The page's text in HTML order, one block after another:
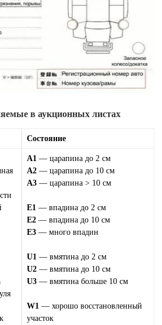
в аукционных листах
Состояние
A1 — царапина до 2 см
A2 — царапина до 10 см
A3 — царапина > 10 см
E1 — впадина до 2 см
E2 — впадина до 10 см
E3 — много впадин
U1 — вмятина до 2 см
U2 — вмятина до 10 см
U3 — вмятина больше 10 см
W1 — хорошо восстановленный
участок